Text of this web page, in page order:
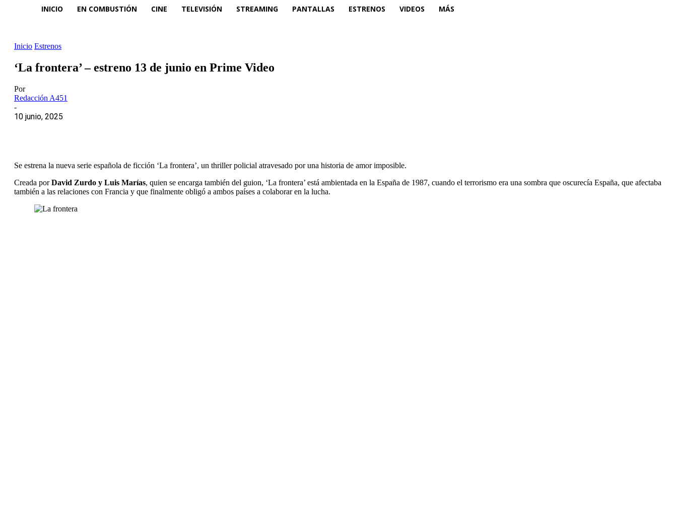
INICIO EN COMBUSTIÓN CINE TELEVISIÓN STREAMING PANTALLAS ESTRENOS VIDEOS MÁS
Inicio Estrenos
‘La frontera’ – estreno 13 de junio en Prime Video
Por
Redacción A451
-
10 junio, 2025
Se estrena la nueva serie española de ficción ‘La frontera’, un thriller policial atravesado por una historia de amor imposible.
Creada porDavid Zurdo y Luis Marías, quien se encarga también del guion, ‘La frontera’ está ambientada en la España de 1987, cuando el terrorismo era una sombra que oscurecía España, que afectaba
también a las relaciones con Francia y que finalmente obligó a ambos países a colaborar en la lucha.